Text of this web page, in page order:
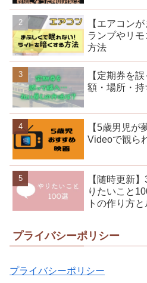
【エアコン
ランプやリ
方法
【定期券を
額・場所・持
【5歳男児が
Videoで観ら
【随時更新
りたいこと
トの作り方
プライバシーポリシー
プライバシーポリシー